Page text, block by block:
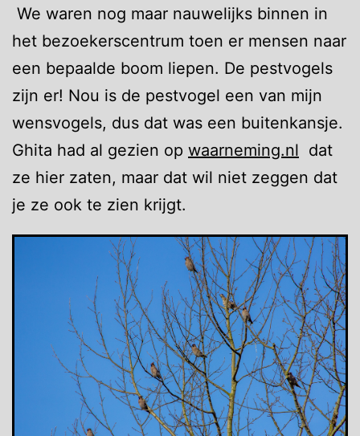
We waren nog maar nauwelijks binnen in
het bezoekerscentrum toen er mensen naar
een bepaalde boom liepen. De pestvogels
zijn er! Nou is de pestvogel een van mijn
wensvogels, dus dat was een buitenkansje.
Ghita had al gezien op waarneming.nl dat
ze hier zaten, maar dat wil niet zeggen dat
je ze ook te zien krijgt.